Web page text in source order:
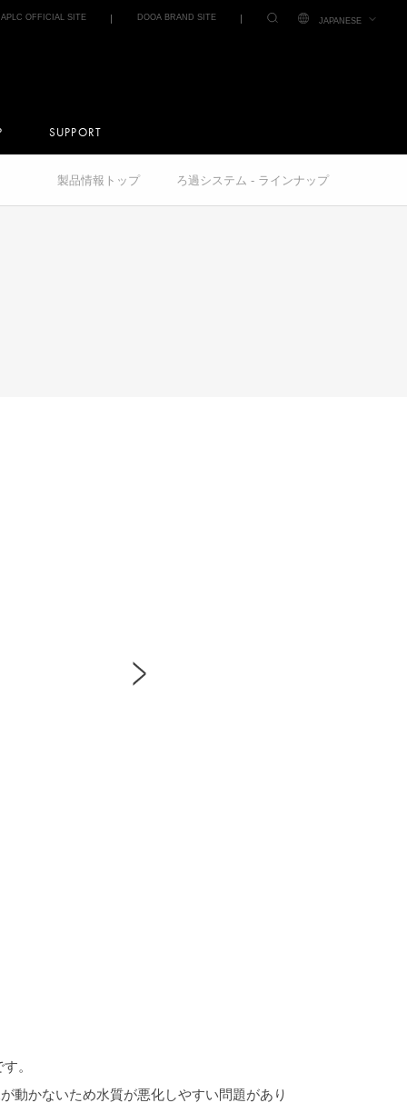
IAPLC OFFICIAL SITE DOOA BRAND SITE JAPANESE
SUPPORT
製品情報トップ ろ過システム - ラインナップ
。
動かないため水質が悪化しやすい問題があり